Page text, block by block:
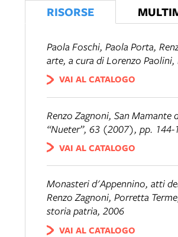
RISORSE
Paola Foschi, Paola Porta,
arte, a cura di Lorenzo
VAI AL CATALOGO
Renzo Zagnoni, San Mamante
“Nueter”, 63 (2007), pp. 144-
VAI AL CATALOGO
Monasteri d'Appennino, atti
Renzo Zagnoni, Porretta
storia patria, 2006
VAI AL CATALOGO